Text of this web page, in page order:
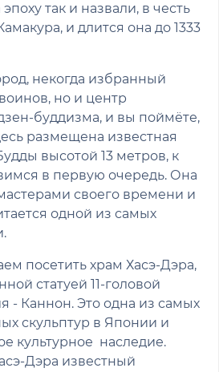
так и назвали, в честь
и длится она до 1333
некогда избранный
но и центр
буддизма, и вы поймёте,
размещена известная
высотой 13 метров, к
в первую очередь. Она
своего времени и
одной из самых
посетить храм Хасэ-Дэра,
статуей 11-головой
- Каннон. Это одна из самых
скульптур в Японии и
культурное наследие.
Дэра известный